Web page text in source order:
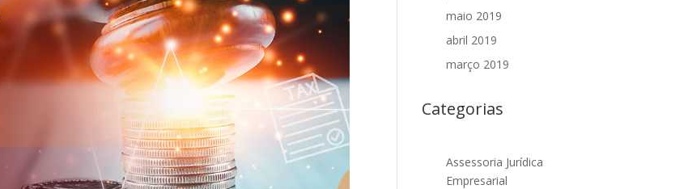
maio 2019
abril 2019
março 2019
Categorias
Assessoria Jurídica
Empresarial